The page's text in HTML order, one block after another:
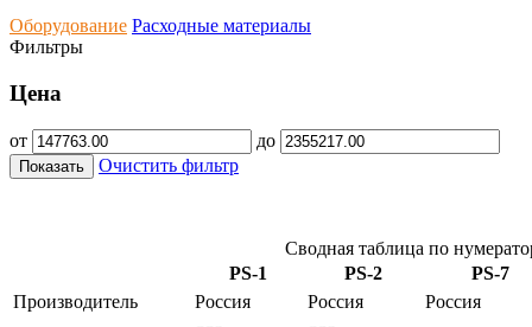
Оборудование Расходные материалы
Фильтры
Цена
от до
Показать Очистить фильтр
Сводная таблица по
PS-1
PS-2
PS-7
Производитель
Россия Россия Россия